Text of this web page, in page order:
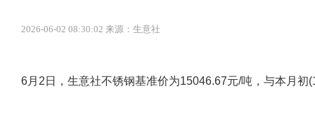
2026-06-02 08:30:02 来源：生意社
6月2日，生意社不锈钢基准价为15046.67元/吨，与本月初